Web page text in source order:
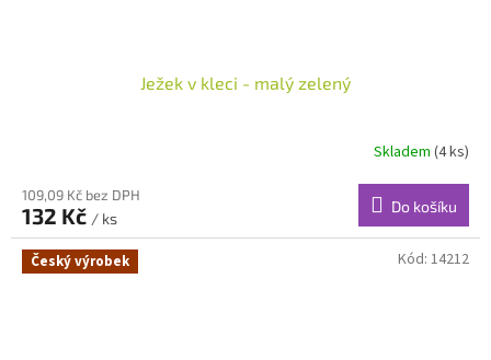
Ježek v kleci - malý zelený
Skladem (4 ks)
109,09 Kč bez DPH
132 Kč / ks
Do košíku
Český výrobek Kód: 14212